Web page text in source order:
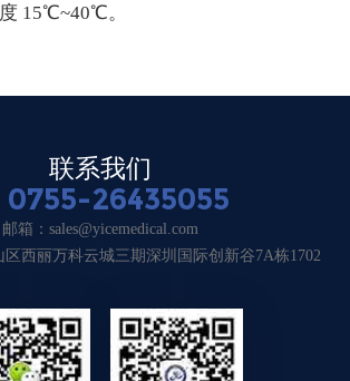
15℃~40℃。
联系我们
0755-26435055
邮箱：sales@yicemedical.com
西丽万科云城三期深圳国际创新谷7A栋1702